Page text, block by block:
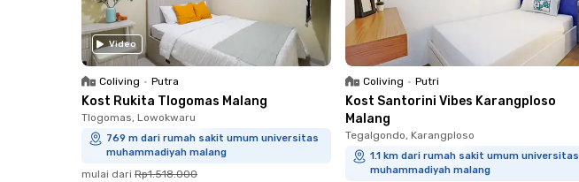
Video
Coliving • Putra
Kost Rukita Tlogomas Malang
Tlogomas, Lowokwaru
769 m dari rumah sakit umum universitas
muhammadiyah malang
mulai dari Rp1.518.000
Coliving • Putri
Kost Santorini Vibes Karangploso
Malang
Tegalgondo, Karangploso
1.1 km dari rumah sakit umum universitas
muhammadiyah malang